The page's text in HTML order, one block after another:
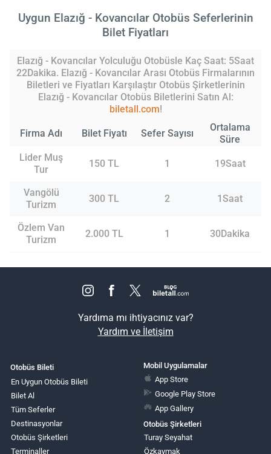
Uygun Elazığ - Kovancılar Otobüs Seferlerinin
Bilet Fiyatları
Elazığ - Kovancılar Yolculuğu Otobüsle Kaç Saat: 5Saat
22Dakika. Elazığ - Kovancılar Arası Otobüs Firmalarının
Biletleri ve Fiyatları Karşılaştır Otobüs Şirketlerinin
Elazığ - Kovancılar Otobüs Biletlerini Satın Al:
biletall.com!
Firma Adı Bilet Fiyatı Sefer Sayısı
Ortalama
Süre
Lider Muş
Tur
150 TL 1 19Saat
Vangölü
Turizm
300 TL 2 1Saat
Özlem Van
Turizm
2.000 TL 1 30Dakika
Yardıma mı ihtiyacınız var?
Yardım ve İletişim
Otobüs Bileti
En Uygun Otobüs Bileti
Bilet Al
Tüm Seferler
Destinasyonlar
Otobüs Şirketleri
Terminaller
Mobil Uygulamalar
App Store
Google Play Store
App Gallery
Otobüs Şirketleri
Turay Seyahat
Özkaymak